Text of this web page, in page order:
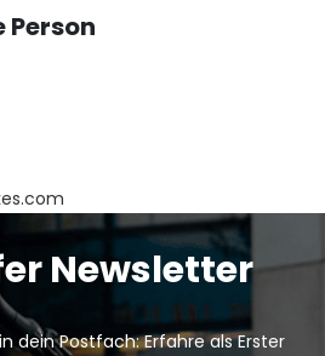
Newsletter
dein Postfach: Erfahre als Erster